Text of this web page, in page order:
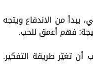
يبدأ من الاندفاع ويتجه
فهم أعمق للحب.
تغيّر طريقة التفكير.